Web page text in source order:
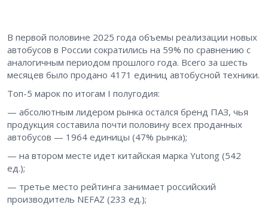
В первой половине 2025 года объемы реализации новых
автобусов в России сократились на 59% по сравнению с
аналогичным периодом прошлого года. Всего за шесть
месяцев было продано 4171 единиц автобусной техники.
Топ-5 марок по итогам I полугодия:
— абсолютным лидером рынка остался бренд ПАЗ, чья
продукция составила почти половину всех проданных
автобусов — 1964 единицы (47% рынка);
— на втором месте идет китайская марка Yutong (542
ед.);
— третье место рейтинга занимает российский
производитель NEFAZ (233 ед.);